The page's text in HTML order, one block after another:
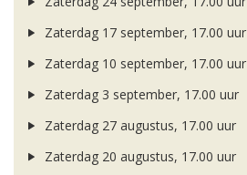
Zaterdag 17 september, 17.00 uur
Zaterdag 10 september, 17.00 uur
Zaterdag 3 september, 17.00 uur
Zaterdag 27 augustus, 17.00 uur
Zaterdag 20 augustus, 17.00 uur